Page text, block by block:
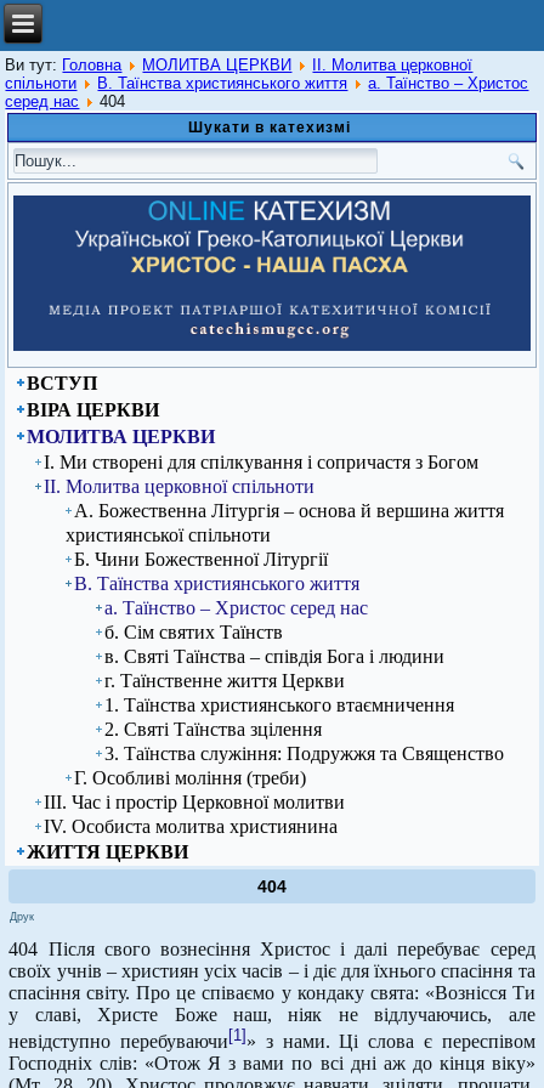
Ви тут: Головна МОЛИТВА ЦЕРКВИ
ІІ. Молитва церковної
спільноти
В. Таїнства християнського життя
а. Таїнство – Христос
серед нас
404
Шукати в катехизмі
ВСТУП
ВІРА ЦЕРКВИ
МОЛИТВА ЦЕРКВИ
І. Ми створені для спілкування і сопричастя з Богом
ІІ. Молитва церковної спільноти
А. Божественна Літургія – основа й вершина життя
християнської спільноти
Б. Чини Божественної Літургії
В. Таїнства християнського життя
а. Таїнство – Христос серед нас
б. Сім святих Таїнств
в. Святі Таїнства – співдія Бога і людини
г. Таїнственне життя Церкви
1. Таїнства християнського втаємничення
2. Святі Таїнства зцілення
3. Таїнства служіння: Подружжя та Священство
Г. Особливі моління (треби)
ІІІ. Час і простір Церковної молитви
ІV. Особиста молитва християнина
ЖИТТЯ ЦЕРКВИ
404
Друк
404 Після свого вознесіння Христос і далі перебуває серед
своїх учнів – християн усіх часів – і діє для їхнього спасіння та
спасіння світу. Про це співаємо у кондаку свята: «Вознісся Ти
у славі, Христе Боже наш, ніяк не відлучаючись, але
невідступно перебуваючи [1] » з нами. Ці слова є переспівом
Господніх слів: «Отож Я з вами по всі дні аж до кінця віку»